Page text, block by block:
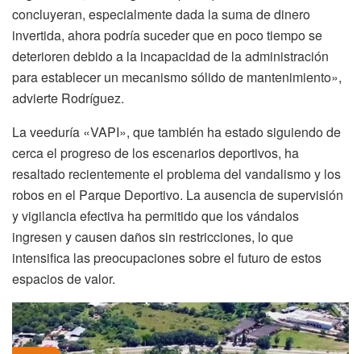
concluyeran, especialmente dada la suma de dinero
invertida, ahora podría suceder que en poco tiempo se
deterioren debido a la incapacidad de la administración
para establecer un mecanismo sólido de mantenimiento»,
advierte Rodríguez.
La veeduría «VAPI», que también ha estado siguiendo de
cerca el progreso de los escenarios deportivos, ha
resaltado recientemente el problema del vandalismo y los
robos en el Parque Deportivo. La ausencia de supervisión
y vigilancia efectiva ha permitido que los vándalos
ingresen y causen daños sin restricciones, lo que
intensifica las preocupaciones sobre el futuro de estos
espacios de valor.